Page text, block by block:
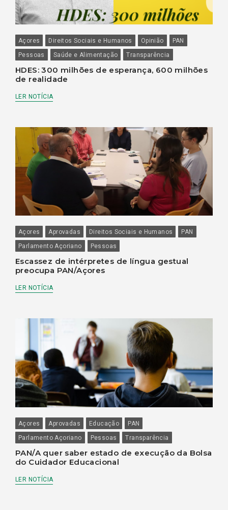
Açores Direitos Sociais e Humanos Opinião
PAN
Pessoas
Saúde e Alimentação Transparência
HDES: 300 milhões de esperança, 600 milhões
de realidade
LER NOTÍCIA
Açores Aprovadas Direitos Sociais e Humanos
PAN
Parlamento Açoriano
Pessoas
Escassez de intérpretes de língua gestual
preocupa PAN/Açores
LER NOTÍCIA
Açores Aprovadas Educação
PAN
Parlamento Açoriano
Pessoas Transparência
PAN/A quer saber estado de execução da Bolsa
do Cuidador Educacional
LER NOTÍCIA